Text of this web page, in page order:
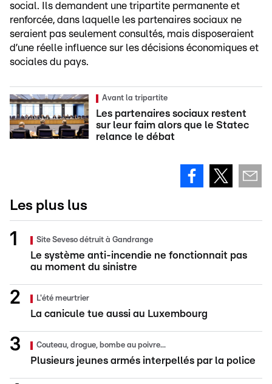
social. Ils demandent une tripartite permanente et
renforcée, dans laquelle les partenaires sociaux ne
seraient pas seulement consultés, mais disposeraient
d’une réelle influence sur les décisions économiques et
sociales du pays.
Avant la tripartite
Les partenaires sociaux restent
sur leur faim alors que le Statec
relance le débat
Les plus lus
Site Seveso détruit à Gandrange
Le système anti-incendie ne fonctionnait pas
au moment du sinistre
L'été meurtrier
La canicule tue aussi au Luxembourg
Couteau, drogue, bombe au poivre...
Plusieurs jeunes armés interpellés par la police